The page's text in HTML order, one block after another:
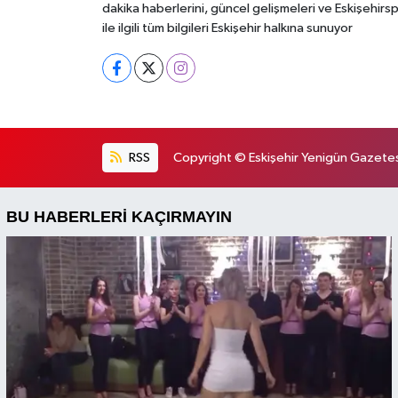
dakika haberlerini, güncel gelişmeleri ve
ile ilgili tüm bilgileri Eskişehir halkına sunuyor
RSS Copyright © Eskişehir Yenigün